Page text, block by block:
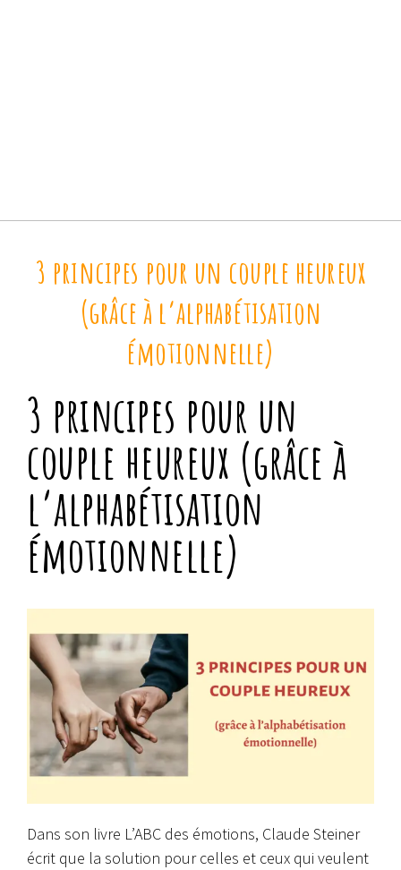
3 principes pour un couple heureux
(grâce à l’alphabétisation
émotionnelle)
3 principes pour un
couple heureux (grâce à
l’alphabétisation
émotionnelle)
Dans son livre L’ABC des émotions, Claude Steiner
écrit que la solution pour celles et ceux qui veulent